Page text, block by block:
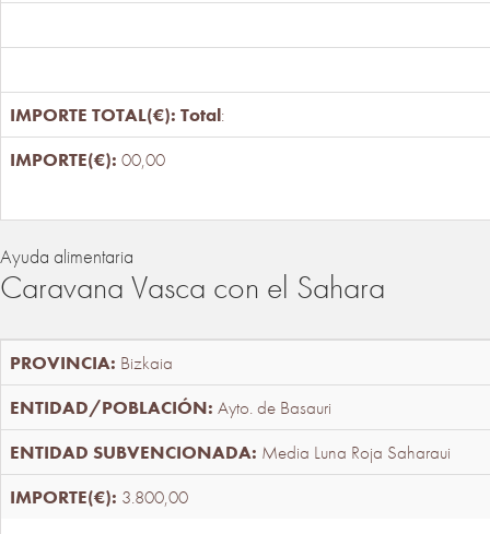
Total:
00,00
Ayuda alimentaria
Caravana Vasca con el Sahara
Bizkaia
Ayto. de Basauri
Media Luna Roja Saharaui
3.800,00